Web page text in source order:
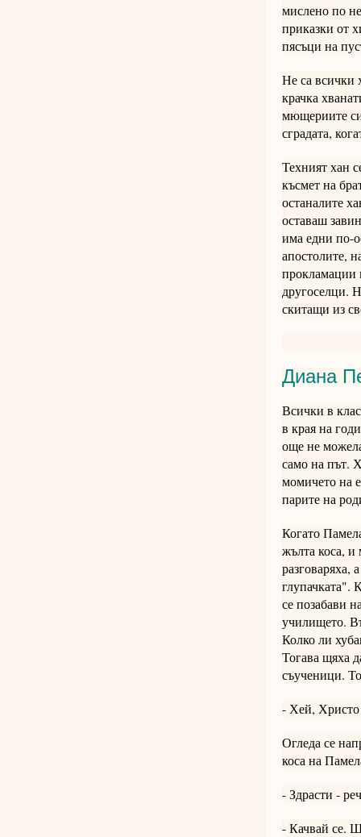
мислено по
приказки от
пясъци на
Не са всички
крачка
мющериите
сградата,
Техният хан
късмет на
останалите
оставаш
има едни по-
апостолите,
прокламации
другоселци.
скитащи из
Диана
Всички в
в края на
още не
само на път.
момичето на
парите на
Когато
жълта коса, и
разговаряха,
глупачката".
се позабави
училището.
Колко ли
Тогава щяха
съученици.
- Хей,
Огледа се
коса на
- Здрасти -
- Качвай се.